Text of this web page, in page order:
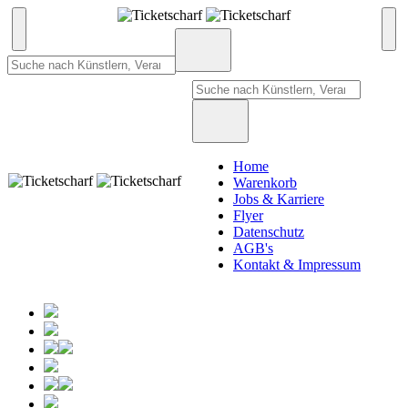
Home
Warenkorb
Jobs & Karriere
Flyer
Datenschutz
AGB's
Kontakt & Impressum